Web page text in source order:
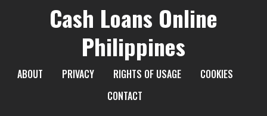
Cash Loans Online
Philippines
ABOUT PRIVACY RIGHTS OF USAGE
COOKIES
CONTACT